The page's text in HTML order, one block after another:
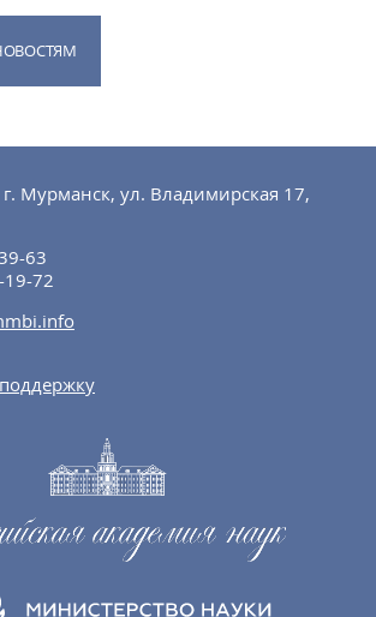
Мурманск, ул. Владимирская 17,
63
19-72